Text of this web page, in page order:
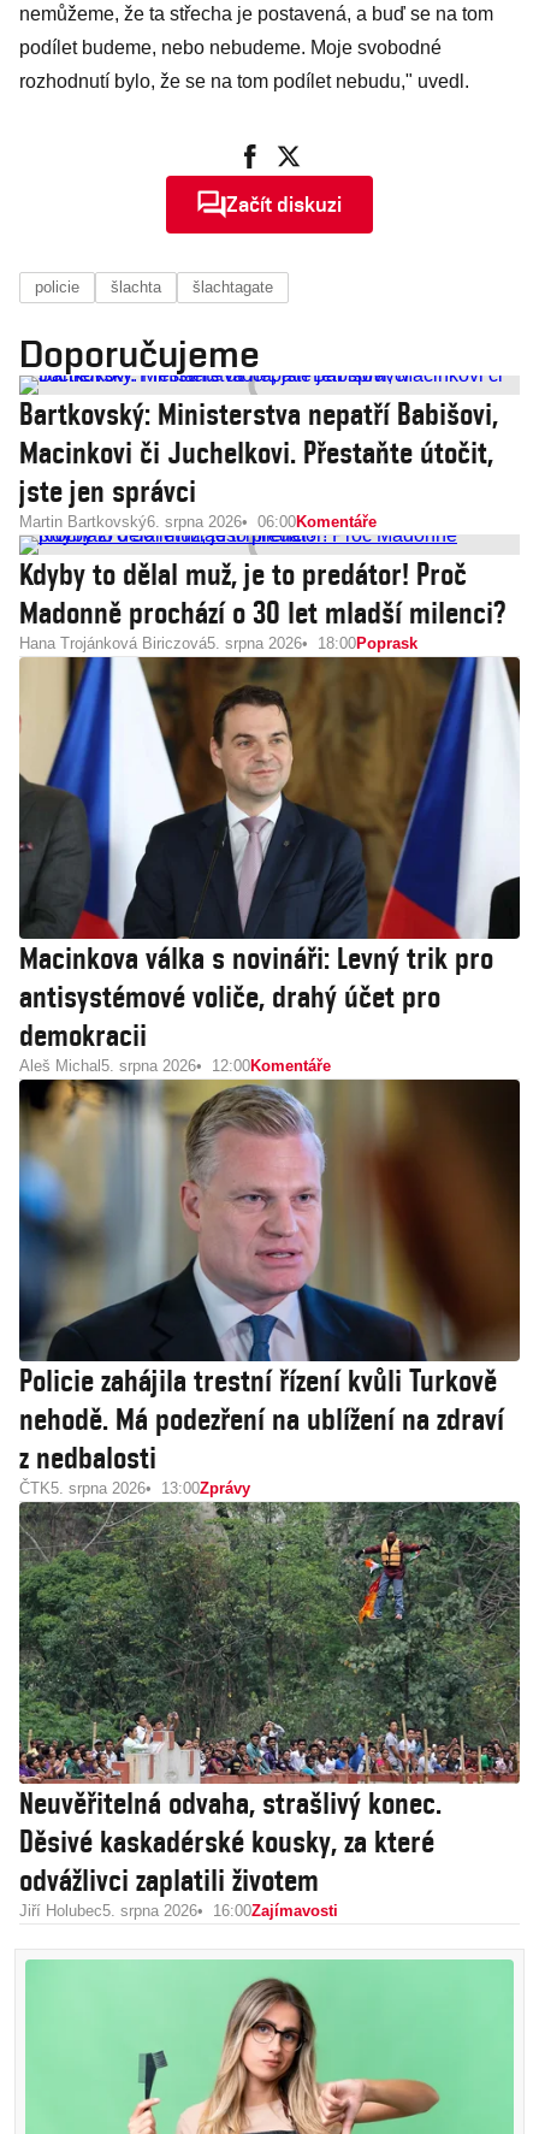
nemůžeme, že ta střecha je postavená, a buď se na tom
podílet budeme, nebo nebudeme. Moje svobodné
rozhodnutí bylo, že se na tom podílet nebudu," uvedl.
Začít diskuzi
policie šlachta šlachtagate
Doporučujeme
Bartkovský: Ministerstva nepatří Babišovi,
Macinkovi či Juchelkovi. Přestaňte útočit,
jste jen správci
Martin Bartkovský6. srpna 2026 06:00Komentáře
Kdyby to dělal muž, je to predátor! Proč
Madonně prochází o 30 let mladší milenci?
Hana Trojánková Biriczová5. srpna 2026 18:00Poprask
Macinkova válka s novináři: Levný trik pro
antisystémové voliče, drahý účet pro
demokracii
Aleš Michal 5. srpna 2026 12:00Komentáře
Policie zahájila trestní řízení kvůli Turkově
nehodě. Má podezření na ublížení na zdraví
z nedbalosti
ČTK5. srpna 2026 13:00Zprávy
Neuvěřitelná odvaha, strašlivý konec.
Děsivé kaskadérské kousky, za které
odvážlivci zaplatili životem
Jiří Holubec5. srpna 2026 16:00Zajímavosti